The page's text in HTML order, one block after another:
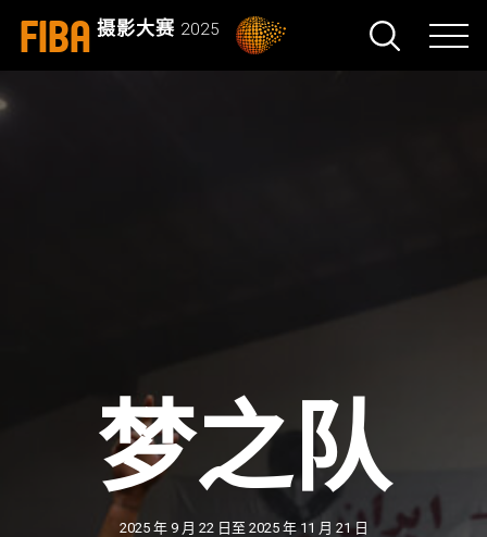
FIBA 摄影大赛2025
梦之队
2025 年 9 月 22 日至 2025 年 11 月 21 日